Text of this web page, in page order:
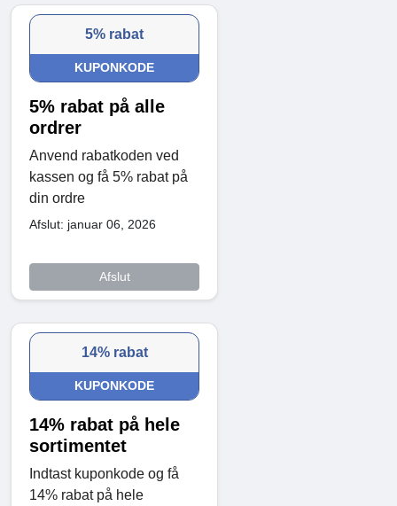
5% rabat
KUPONKODE
5% rabat på alle
ordrer
Anvend rabatkoden ved
kassen og få 5% rabat på
din ordre
Afslut: januar 06, 2026
Afslut
14% rabat
KUPONKODE
14% rabat på hele
sortimentet
Indtast kuponkode og få
14% rabat på hele